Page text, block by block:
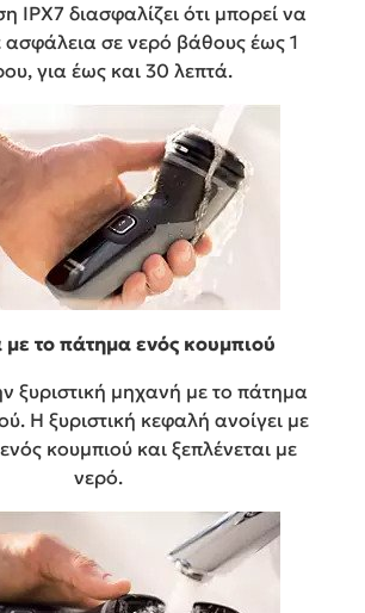
IPX7 διασφαλίζει ότι μπορεί να
ασφάλεια σε νερό βάθους έως 1
για έως και 30 λεπτά.
το πάτημα ενός κουμπιού
ξυριστική μηχανή με το πάτημα
Η ξυριστική κεφαλή ανοίγει με
κουμπιού και ξεπλένεται με
νερό.